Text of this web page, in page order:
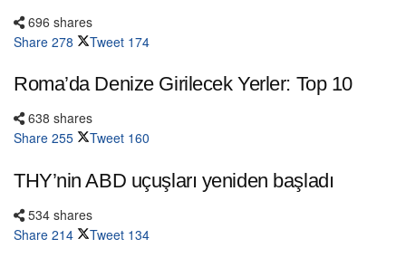
696 shares
Share 278 Tweet 174
Roma’da Denize Girilecek Yerler: Top 10
638 shares
Share 255 Tweet 160
THY’nin ABD uçuşları yeniden başladı
534 shares
Share 214 Tweet 134